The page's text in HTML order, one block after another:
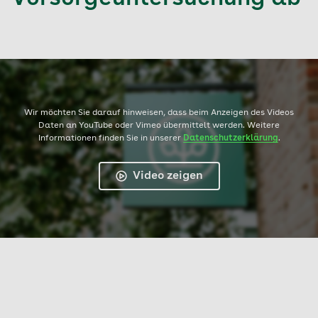
Wir möchten Sie darauf hinweisen, dass beim Anzeigen des Videos
Daten an YouTube oder Vimeo übermittelt werden. Weitere
Informationen finden Sie in unsererDatenschutzerklärung.
Video zeigen